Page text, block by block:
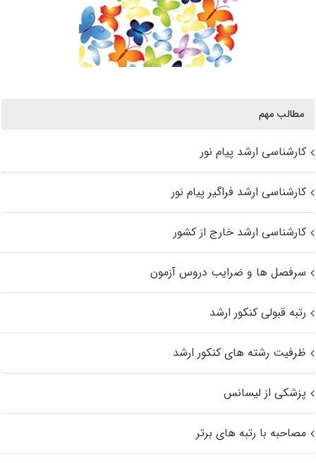
مطالب مهم
کارشناسی ارشد پیام نور
کارشناسی ارشد فراگیر پیام نور
کارشناسی ارشد خارج از کشور
سرفصل ها و ضرایب دروس آزمون
رتبه قبولی کنکور ارشد
ظرفیت رشته های کنکور ارشد
پزشکی از لیسانس
مصاحبه با رتبه های برتر